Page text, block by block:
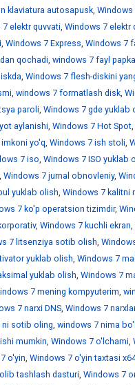
klaviatura autosapusk, Windows
elektr quvvati, Windows 7 elektr
, Windows 7 Express, Windows 7
qochadi, windows 7 fayl
, Windows 7 flesh-diskini
, windows 7 formatlash disk,
paroli, Windows 7 gde yuklab
aylanishi, Windows 7 Hot Spot,
yo'q, Windows 7 ish stoli,
7 iso, Windows 7 ISO yuklab
, Windows 7 jurnal obnovleniy,
yuklab olish, Windows 7 kalitni
7 ko'p operatsion tizimdir,
, Windows 7 kuchli ekran,
7 litsenziya sotib olish,
yuklab olish, Windows 7
yuklab olish, Windows 7
7 mening kompyuterim,
7 narxi DNS, Windows 7
ni sotib oling, windows 7 nima
mumkin, Windows 7 o'lchami,
o'yin, Windows 7 o'yin taxtasi
tashlash dasturi, Windows 7